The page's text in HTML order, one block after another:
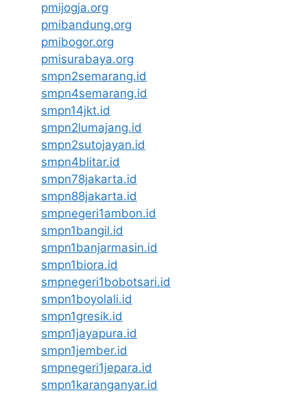
pmijogja.org
pmibandung.org
pmibogor.org
pmisurabaya.org
smpn2semarang.id
smpn4semarang.id
smpn14jkt.id
smpn2lumajang.id
smpn2sutojayan.id
smpn4blitar.id
smpn78jakarta.id
smpn88jakarta.id
smpnegeri1ambon.id
smpn1bangil.id
smpn1banjarmasin.id
smpn1biora.id
smpnegeri1bobotsari.id
smpn1boyolali.id
smpn1gresik.id
smpn1jayapura.id
smpn1jember.id
smpnegeri1jepara.id
smpn1karanganyar.id